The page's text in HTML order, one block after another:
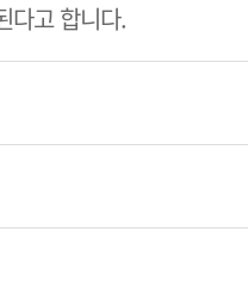
다고 합니다.